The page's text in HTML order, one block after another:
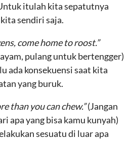
itulah kita sepatutnya
sendiri saja.
come home to roost.”
pulang untuk bertengger)
ada konsekuensi saat kita
yang buruk.
than you can chew.”(Jangan
apa yang bisa kamu kunyah)
sesuatu di luar apa